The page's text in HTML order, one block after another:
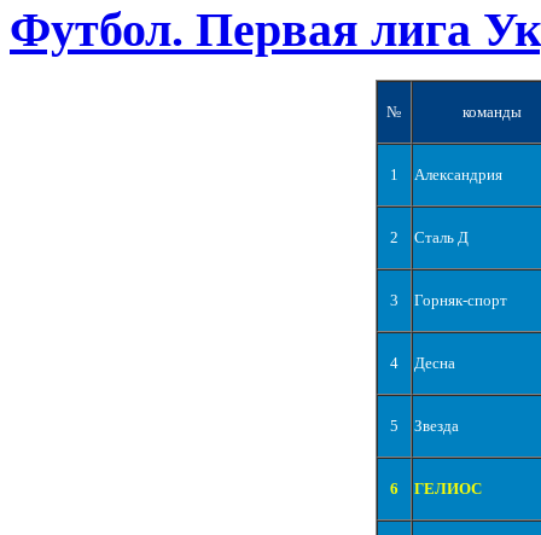
Футбол. Первая лига
№ команды
1 Александрия
2 Сталь Д
3 Горняк-спорт
4 Десна
5 Звезда
6 ГЕЛИОС